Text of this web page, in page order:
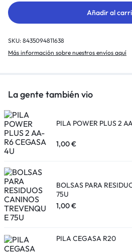
Añadir al
SKU: 8435094811638
Más información sobre nuestros envíos aquí
La gente también vio
PILA POWER PLUS 2
1,00€
BOLSAS PARA
75U
1,00€
PILA CEGASA R20